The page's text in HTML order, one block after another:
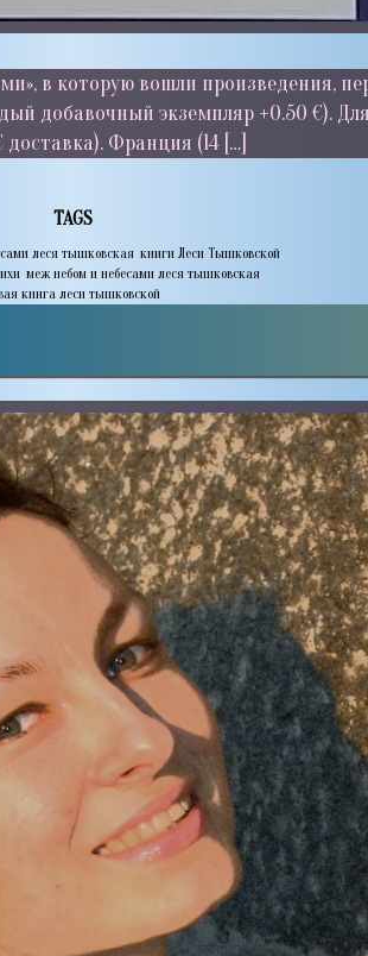
в которую вошли произведения,
добавочный экземпляр +0.50 €).
доставка). Франция (14 […]
TAGS
леся тышковская книги Леси Тышковской
меж небом и небесами леся тышковская
книга леси тышковской